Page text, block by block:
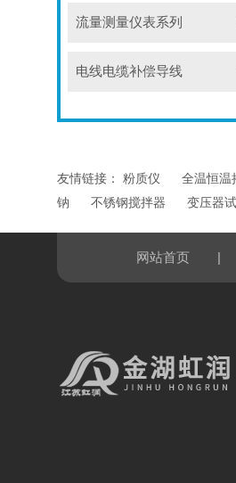
流量测量仪表系列
电线电缆补偿导线
友情链接： 粉质仪 全温恒温
钠
不锈钢搅拌器 变压器
网站首页 |